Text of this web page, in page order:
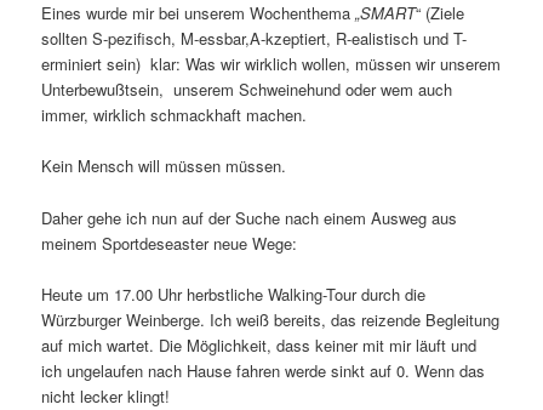
Eines wurde mir bei unserem Wochenthema„SMART“ (Ziele
sollten S-pezifisch, M-essbar,A-kzeptiert, R-ealistisch und T-
erminiert sein) klar: Was wir wirklich wollen, müssen wir unserem
Unterbewußtsein, unserem Schweinehund oder wem auch
immer, wirklich schmackhaft machen.
Kein Mensch will müssen müssen.
Daher gehe ich nun auf der Suche nach einem Ausweg aus
meinem Sportdeseaster neue Wege:
Heute um 17.00 Uhr herbstliche Walking-Tour durch die
Würzburger Weinberge. Ich weiß bereits, das reizende Begleitung
auf mich wartet. Die Möglichkeit, dass keiner mit mir läuft und
ich ungelaufen nach Hause fahren werde sinkt auf 0. Wenn das
nicht lecker klingt!